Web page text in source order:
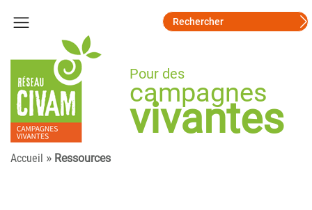
Pour des
campagnes
vivantes
Accueil » Ressources